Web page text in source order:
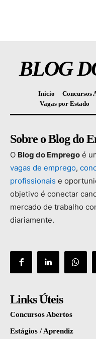
BLOG
Inicio Concursos
Vagas por Estado
Sobre o Blog do
O Blog do Emprego é
vagas de emprego,
profissionais e
objetivo é conectar
mercado de trabalho
diariamente.
Links Úteis
Concursos Abertos
Estágios / Aprendiz